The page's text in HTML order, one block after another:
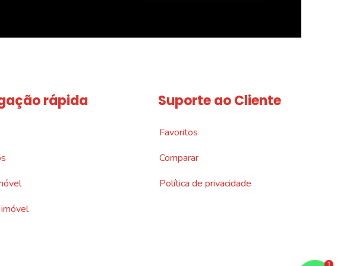
rápida Suporte ao Cliente
Favoritos
Comparar
Política de privacidade